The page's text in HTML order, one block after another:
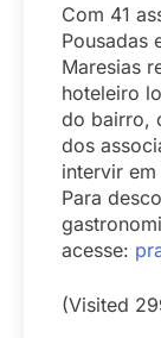
Com 41
Pousadas
Maresias
hoteleiro
do bairro,
dos
intervir
Para
acesse:
(Visited